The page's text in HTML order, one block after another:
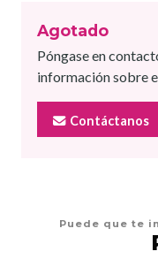
Agotado
Póngase en
información sobre
Contáctanos
Puede que te